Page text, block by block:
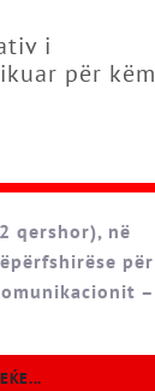
i
për këm
qershor), në
për
–